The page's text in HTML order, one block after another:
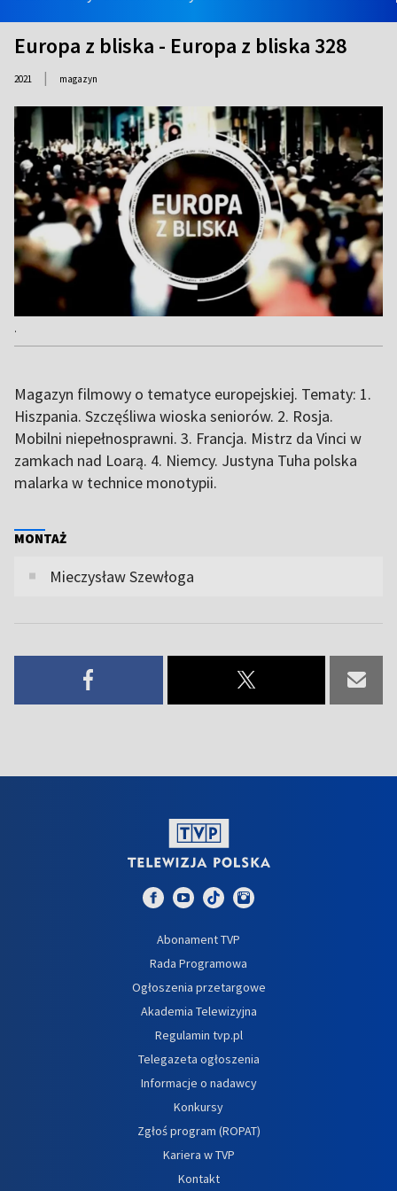
Europa z bliska - Europa z bliska 328
2021 | magazyn
.
Magazyn filmowy o tematyce europejskiej. Tematy: 1.
Hiszpania. Szczęśliwa wioska seniorów. 2. Rosja.
Mobilni niepełnosprawni. 3. Francja. Mistrz da Vinci w
zamkach nad Loarą. 4. Niemcy. Justyna Tuha polska
malarka w technice monotypii.
MONTAŻ
Mieczysław Szewłoga
Abonament TVP
Rada Programowa
Ogłoszenia przetargowe
Akademia Telewizyjna
Regulamin tvp.pl
Telegazeta ogłoszenia
Informacje o nadawcy
Konkursy
Zgłoś program (ROPAT)
Kariera w TVP
Kontakt